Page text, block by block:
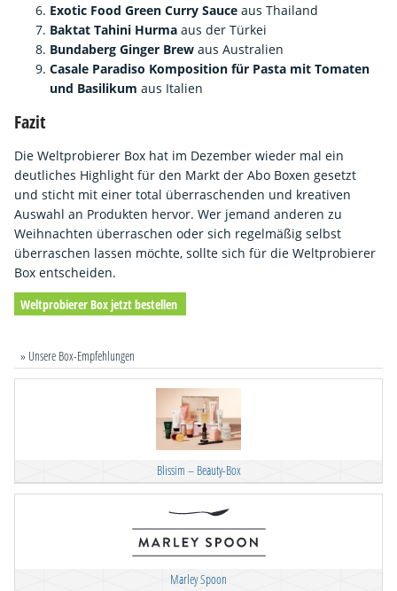
Exotic Food Green Curry Sauce aus Thailand
Baktat Tahini Hurma aus der Türkei
Bundaberg Ginger Brew aus Australien
Casale Paradiso Komposition für Pasta mit Tomaten
und Basilikum aus Italien
Fazit
Die Weltprobierer Box hat im Dezember wieder mal ein
deutliches Highlight für den Markt der Abo Boxen gesetzt
und sticht mit einer total überraschenden und kreativen
Auswahl an Produkten hervor. Wer jemand anderen zu
Weihnachten überraschen oder sich regelmäßig selbst
überraschen lassen möchte, sollte sich für die Weltprobierer
Box entscheiden.
Weltprobierer Box jetzt bestellen
» Unsere Box-Empfehlungen
Blissim – Beauty-Box
Marley Spoon